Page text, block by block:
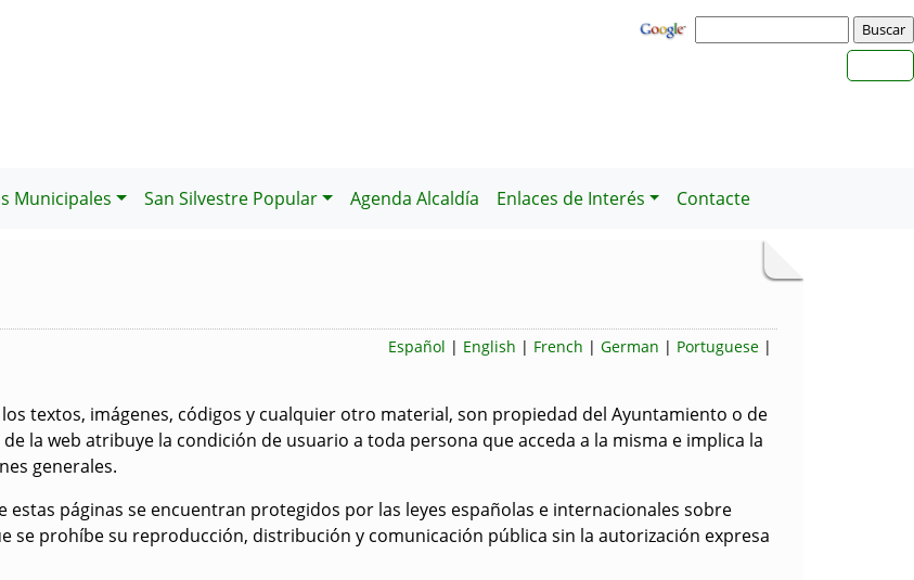
Municipales San Silvestre Popular Agenda Alcaldía Enlaces de Interés Contacte
Español | English | French | German | Portuguese |
textos, imágenes, códigos y cualquier otro material, son propiedad del Ayuntamiento o de
la web atribuye la condición de usuario a toda persona que acceda a la misma e implica la
generales.
páginas se encuentran protegidos por las leyes españolas e internacionales sobre
se prohíbe su reproducción, distribución y comunicación pública sin la autorización expresa